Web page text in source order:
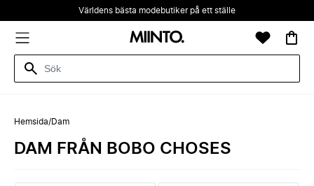
Världens bästa modebutiker på ett ställe
Hemsida/Dam
DAM FRÅN BOBO CHOSES